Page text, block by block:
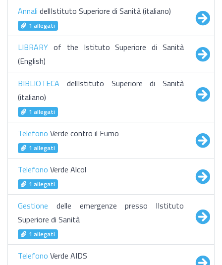
Annali dellIstituto Superiore di Sanità (italiano)
1 allegati
LIBRARY of the Istituto Superiore di Sanità
(English)
BIBLIOTECA dellIstituto Superiore di Sanità
(italiano)
1 allegati
Telefono Verde contro il Fumo
1 allegati
Telefono Verde Alcol
1 allegati
Gestione delle emergenze presso lIstituto
Superiore di Sanità
1 allegati
Telefono Verde AIDS